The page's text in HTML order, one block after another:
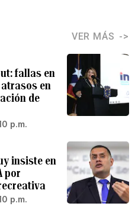
VER MÁS
fallas en
en
de
p.m.
insiste en
por
p.m.